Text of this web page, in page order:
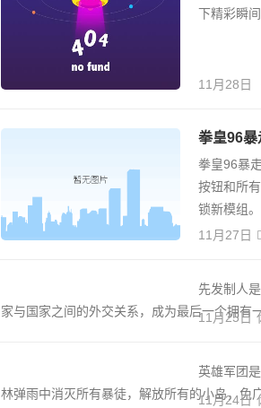
下精彩瞬
11月28日
拳皇96暴
拳皇96暴
按钮和所
锁新模组。
11月27日
先发制人
家与国家之间的外交关系，成为最后一个拥有
11月25日
英雄军团
林弹雨中消灭所有暴徒，解放所有的小岛，免
11月24日